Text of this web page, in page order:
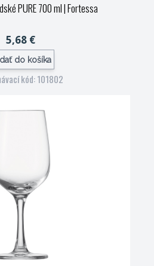
PURE 700 ml| Fortessa
5,68 €
do košíka
kód: 101802